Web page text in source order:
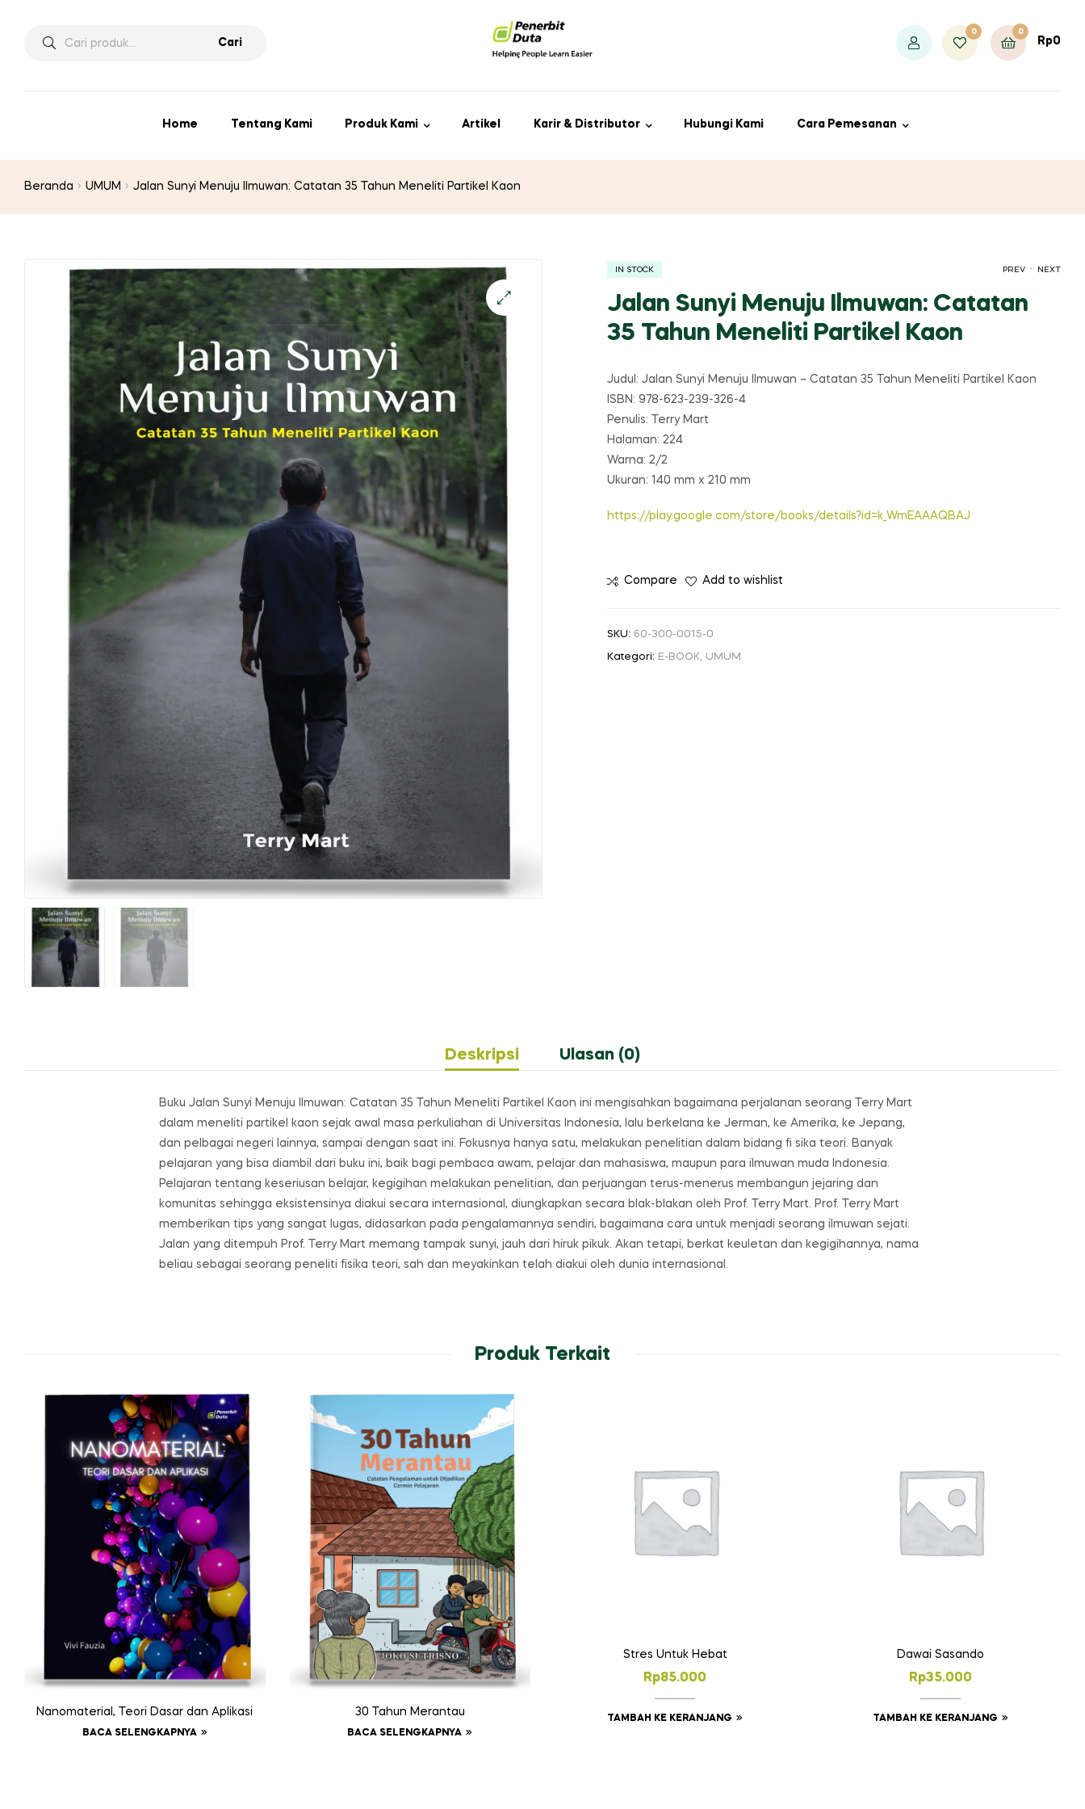
Pencarian
Cari
0 0
Rp0
Home Tentang Kami Produk Kami Artikel Karir & Distributor Hubungi Kami Cara Pemesanan
Beranda UMUM Jalan Sunyi Menuju Ilmuwan: Catatan 35 Tahun Meneliti Partikel Kaon
PREV . NEXT
IN STOCK
Jalan Sunyi Menuju Ilmuwan: Catatan
35 Tahun Meneliti Partikel Kaon
Judul: Jalan Sunyi Menuju Ilmuwan – Catatan 35 Tahun Meneliti Partikel Kaon
ISBN: 978-623-239-326-4
Penulis: Terry Mart
Halaman: 224
Warna: 2/2
Ukuran: 140 mm x 210 mm
https://play.google.com/store/books/details?id=k_WmEAAAQBAJ
Compare Add to wishlist
SKU: 60-300-0015-0
Kategori: E-BOOK, UMUM
Deskripsi Ulasan (0)
Buku Jalan Sunyi Menuju Ilmuwan: Catatan 35 Tahun Meneliti Partikel Kaon ini mengisahkan bagaimana perjalanan seorang Terry Mart
dalam meneliti partikel kaon sejak awal masa perkuliahan di Universitas Indonesia, lalu berkelana ke Jerman, ke Amerika, ke Jepang,
dan pelbagai negeri lainnya, sampai dengan saat ini. Fokusnya hanya satu, melakukan penelitian dalam bidang fi sika teori. Banyak
pelajaran yang bisa diambil dari buku ini, baik bagi pembaca awam, pelajar dan mahasiswa, maupun para ilmuwan muda Indonesia.
Pelajaran tentang keseriusan belajar, kegigihan melakukan penelitian, dan perjuangan terus-menerus membangun jejaring dan
komunitas sehingga eksistensinya diakui secara internasional, diungkapkan secara blak-blakan oleh Prof. Terry Mart. Prof. Terry Mart
memberikan tips yang sangat lugas, didasarkan pada pengalamannya sendiri, bagaimana cara untuk menjadi seorang ilmuwan sejati.
Jalan yang ditempuh Prof. Terry Mart memang tampak sunyi, jauh dari hiruk pikuk. Akan tetapi, berkat keuletan dan kegigihannya, nama
beliau sebagai seorang peneliti fisika teori, sah dan meyakinkan telah diakui oleh dunia internasional.
Produk Terkait
Nanomaterial, Teori Dasar dan Aplikasi
BACA SELENGKAPNYA
30 Tahun Merantau
BACA SELENGKAPNYA
Stres Untuk Hebat
Rp85.000
TAMBAH KE KERANJANG
Dawai Sasando
Rp35.000
TAMBAH KE KERANJANG